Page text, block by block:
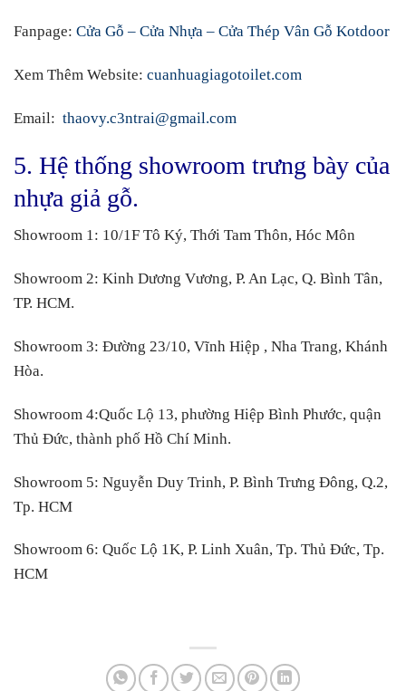
Fanpage: Cửa Gỗ – Cửa Nhựa – Cửa Thép Vân Gỗ Kotdoor
Xem Thêm Website: cuanhuagiagotoilet.com
Email: thaovy.c3ntrai@gmail.com
5. Hệ thống showroom trưng bày của
nhựa giả gỗ.
Showroom 1: 10/1F Tô Ký, Thới Tam Thôn, Hóc Môn
Showroom 2: Kinh Dương Vương, P. An Lạc, Q. Bình Tân,
TP. HCM.
Showroom 3: Đường 23/10, Vĩnh Hiệp , Nha Trang, Khánh
Hòa.
Showroom 4:Quốc Lộ 13, phường Hiệp Bình Phước, quận
Thủ Đức, thành phố Hồ Chí Minh.
Showroom 5: Nguyễn Duy Trinh, P. Bình Trưng Đông, Q.2,
Tp. HCM
Showroom 6: Quốc Lộ 1K, P. Linh Xuân, Tp. Thủ Đức, Tp.
HCM